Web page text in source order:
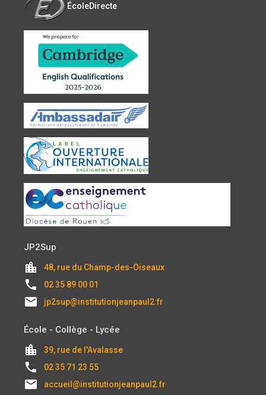
ÉcoleDirecte
JP2Sup
location_city 48, rue du Champ-des-Oiseaux
local_phone 02 35 89 00 01
email jp2sup@institutionjeanpaul2.fr
École - Collège - Lycée
location_city 39, rue de l'Avalasse
local_phone 02 35 71 23 55
email accueil@institutionjeanpaul2.fr